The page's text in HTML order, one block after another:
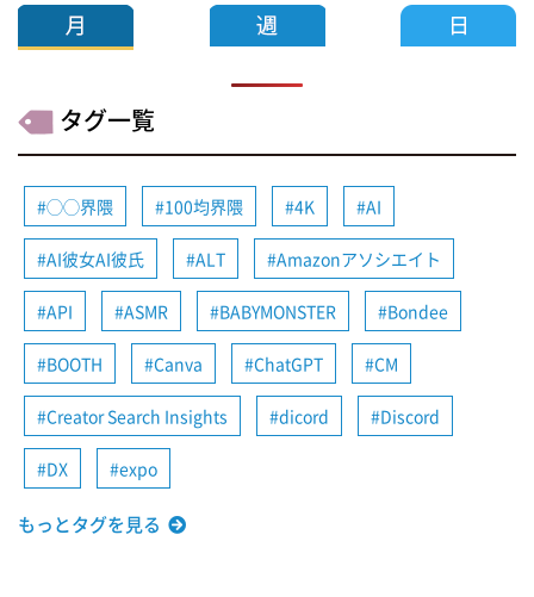
タグ一覧
◯◯界隈 100均界隈 4K AI
AI彼女AI彼氏 ALT Amazonアソシエイト
API ASMR BABYMONSTER Bondee
BOOTH Canva ChatGPT CM
Creator Search Insights dicord Discord
DX expo
もっとタグを見る